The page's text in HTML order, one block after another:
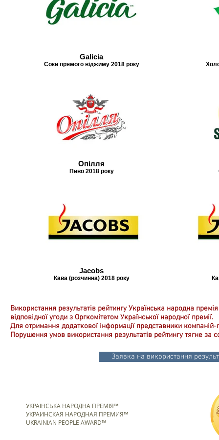
Galicia
Соки прямого віджиму 2018 року
Опілля
Пиво 2018 року
Jacobs
Кава (розчинна) 2018 року
Використання результатів рейтингу Українська народна
відповідної угоди з Оргкомітетом Української народної премії.
Для отримання додаткової інформації представники
Порушення умов використання результатів рейтингу тягне за
Заявка на використання
УКРАЇНСЬКА НАРОДНА ПРЕМІЯ™
УКРАИНСКАЯ НАРОДНАЯ ПРЕМИЯ™
UKRAINIAN PEOPLE AWARD™